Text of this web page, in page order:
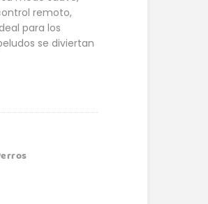
remoto,
para los
se diviertan